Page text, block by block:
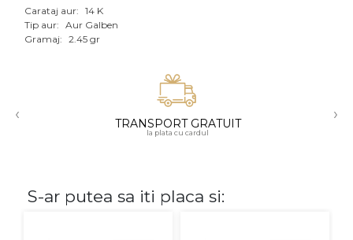
Aur mixt
18K
Carataj aur: 14 K
Tip aur: Aur Galben
Gramaj: 2.45 gr
‹ TRANSPORT GRATUIT
la plata cu cardul
›
S-ar putea sa iti placa si: